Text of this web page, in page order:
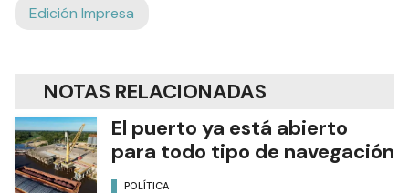
Edición Impresa
NOTAS RELACIONADAS
El puerto ya está abierto
para todo tipo de navegación
POLÍTICA